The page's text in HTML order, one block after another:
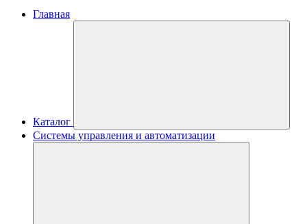
Главная
Каталог
Системы управления и автоматизации